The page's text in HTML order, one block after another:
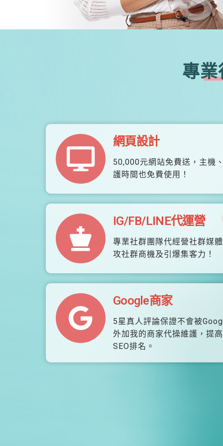
專業
網頁設計
50,000元網站免費送，主機
護時間也免費使用！
IG/FB/LINE代運營
專業社群團隊代經營社群媒
攻社群商機及引爆集客力！
Google商家
5星真人評論保證不會被
外加我的商家代操維護，提
SEO排名。